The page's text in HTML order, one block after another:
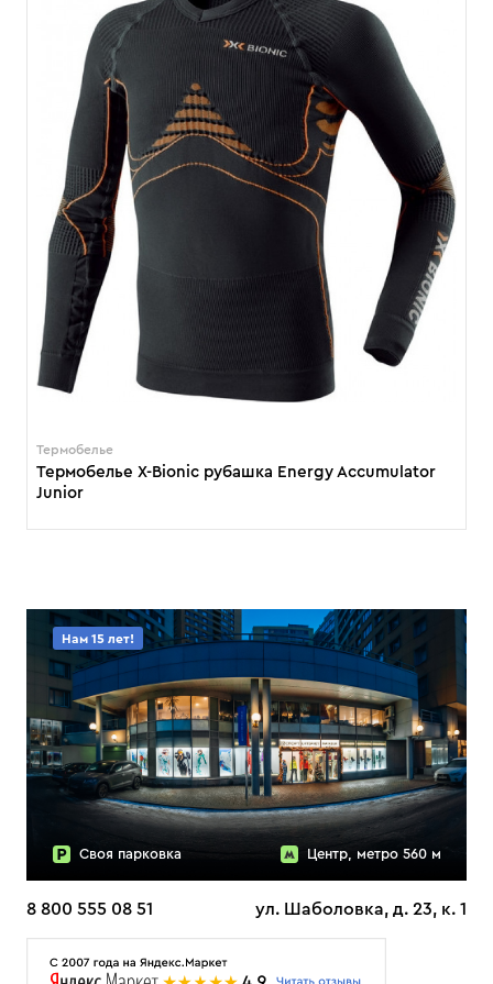
Термобелье
Термобелье X-Bionic рубашка Energy Accumulator
Junior
Нам 15 лет!
Своя парковка Центр, метро 560 м
8 800 555 08 51 ул. Шаболовка, д. 23, к. 1